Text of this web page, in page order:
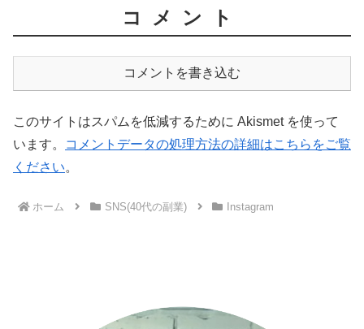
コメント
コメントを書き込む
このサイトはスパムを低減するために Akismet を使って
います。
コメントデータの処理方法の詳細はこちらをご覧
ください。
ホーム SNS(40代の副業) Instagram